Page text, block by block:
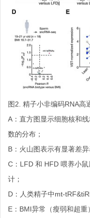
图2. 精子小非编码RNA高
A：直方图显示细胞核和
数的分布；
B：火山图表示有显著差
C：LFD 和 HFD 喂养小
计；
D：人类精子中mt-
E：BMI异常（瘦弱和超